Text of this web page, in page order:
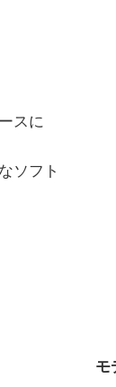
スに
ソフト
モ